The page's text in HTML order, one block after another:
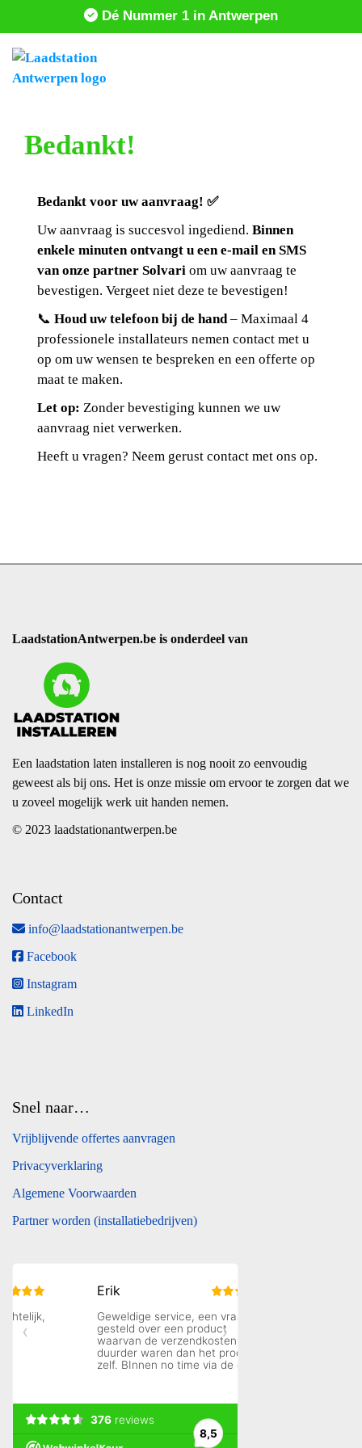
Dé Nummer 1 in Antwerpen
Bedankt!
Bedankt voor uw aanvraag! ✅
Uw aanvraag is succesvol ingediend. Binnen
enkele minuten ontvangt u een e-mail en SMS
van onze partner Solvari om uw aanvraag te
bevestigen. Vergeet niet deze te bevestigen!
📞 Houd uw telefoon bij de hand– Maximaal 4
professionele installateurs nemen contact met u
op om uw wensen te bespreken en een offerte op
maat te maken.
Let op: Zonder bevestiging kunnen we uw
aanvraag niet verwerken.
Heeft u vragen? Neem gerust contact met ons op.
LaadstationAntwerpen.be is onderdeel van
Een laadstation laten installeren is nog nooit zo eenvoudig
geweest als bij ons. Het is onze missie om ervoor te zorgen dat we
u zoveel mogelijk werk uit handen nemen.
© 2023 laadstationantwerpen.be
Contact
info@laadstationantwerpen.be
Facebook
Instagram
LinkedIn
Snel naar…
Vrijblijvende offertes aanvragen
Privacyverklaring
Algemene Voorwaarden
Partner worden (installatiebedrijven)